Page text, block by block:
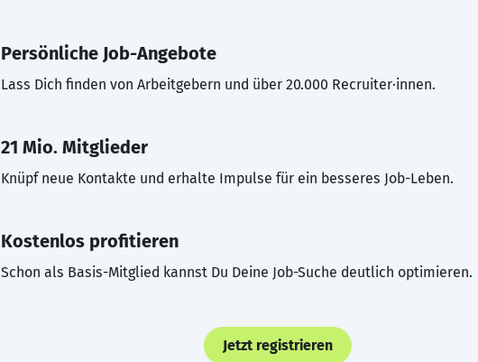
Persönliche Job-Angebote
Lass Dich finden von Arbeitgebern und über 20.000 Recruiter·innen.
21 Mio. Mitglieder
Knüpf neue Kontakte und erhalte Impulse für ein besseres Job-Leben.
Kostenlos profitieren
Schon als Basis-Mitglied kannst Du Deine Job-Suche deutlich optimieren.
Jetzt registrieren